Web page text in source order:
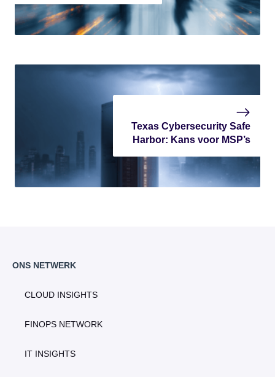
Texas Cybersecurity Safe
Harbor: Kans voor MSP’s
ONS NETWERK
CLOUD INSIGHTS
FINOPS NETWORK
IT INSIGHTS